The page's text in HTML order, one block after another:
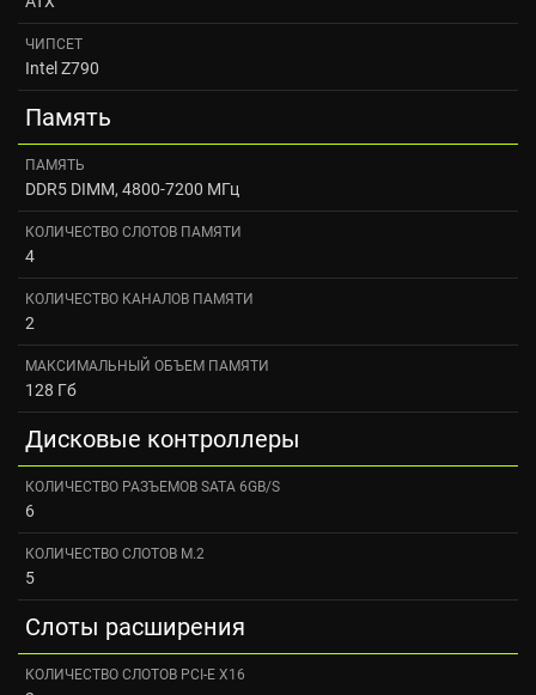
ЧИПСЕТ
Intel Z790
Память
ПАМЯТЬ
DDR5 DIMM, 4800-7200 МГц
КОЛИЧЕСТВО СЛОТОВ ПАМЯТИ
4
КОЛИЧЕСТВО КАНАЛОВ ПАМЯТИ
2
МАКСИМАЛЬНЫЙ ОБЪЕМ ПАМЯТИ
128 Гб
Дисковые контроллеры
КОЛИЧЕСТВО РАЗЪЕМОВ SATA 6GB/S
6
КОЛИЧЕСТВО СЛОТОВ M.2
5
Слоты расширения
КОЛИЧЕСТВО СЛОТОВ PCI-E X16